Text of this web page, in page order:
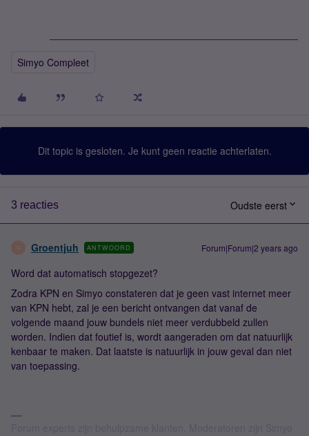
Simyo Compleet
Dit topic is gesloten. Je kunt geen reactie achterlaten.
3 reacties Oudste eerst
G Groentjuh ANTWOORD Forum|Forum|2 years ago
Word dat automatisch stopgezet?
Zodra KPN en Simyo constateren dat je geen vast internet meer
van KPN hebt, zal je een bericht ontvangen dat vanaf de
volgende maand jouw bundels niet meer verdubbeld zullen
worden. Indien dat foutief is, wordt aangeraden om dat natuurlijk
kenbaar te maken. Dat laatste is natuurlijk in jouw geval dan niet
van toepassing.